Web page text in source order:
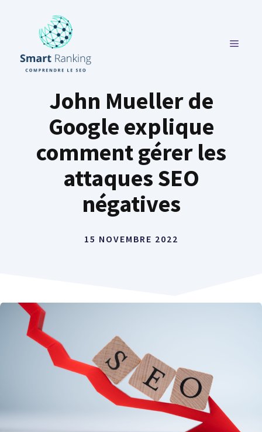
MENU
John Mueller de
Google explique
comment gérer les
attaques SEO
négatives
15 NOVEMBRE 2022